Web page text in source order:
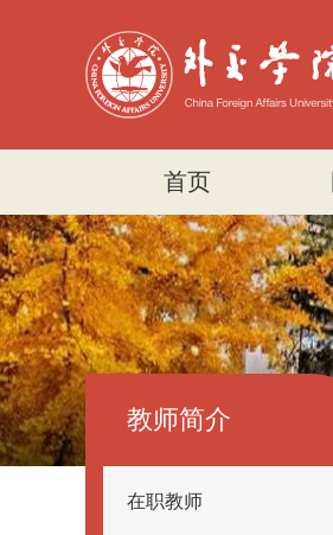
首页
教师简介
在职教师